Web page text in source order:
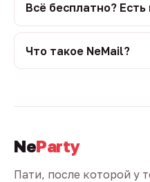
Всё бесплатно? Есть
Что такое NeMail?
NeParty
Пати, после которой у